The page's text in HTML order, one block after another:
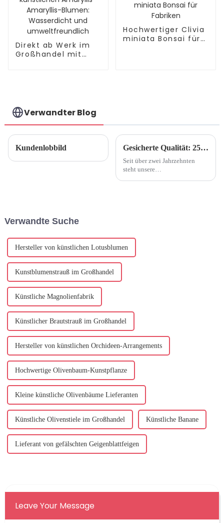
Direkt ab Werk im
Großhandel mit
Hochwertiger Clivia
miniata Bonsai für
Verwandter Blog
Kundenlobbild Gesicherte Qualität: 25 Jahre Kunstblumenfabrik
Seit über zwei Jahrzehnten
steht unsere
Verwandte Suche
Hersteller von künstlichen Lotusblumen
Kunstblumenstrauß im Großhandel
Künstliche Magnolienfabrik
Künstlicher Brautstrauß im Großhandel
Hersteller von künstlichen Orchideen-Arrangements
Hochwertige Olivenbaum-Kunstpflanze
Kleine künstliche Olivenbäume Lieferanten
Künstliche Olivenstiele im Großhandel Künstliche Banane
Lieferant von gefälschten Geigenblattfeigen
Leave Your Message